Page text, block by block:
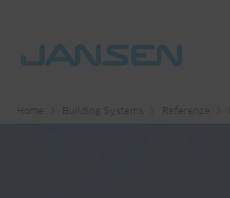
Home Building Systems Referenze